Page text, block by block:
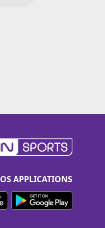
APPLICATIONS